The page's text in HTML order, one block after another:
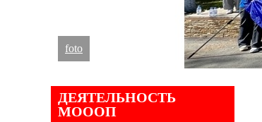
foto
ДЕЯТЕЛЬНОСТЬ
МОООП